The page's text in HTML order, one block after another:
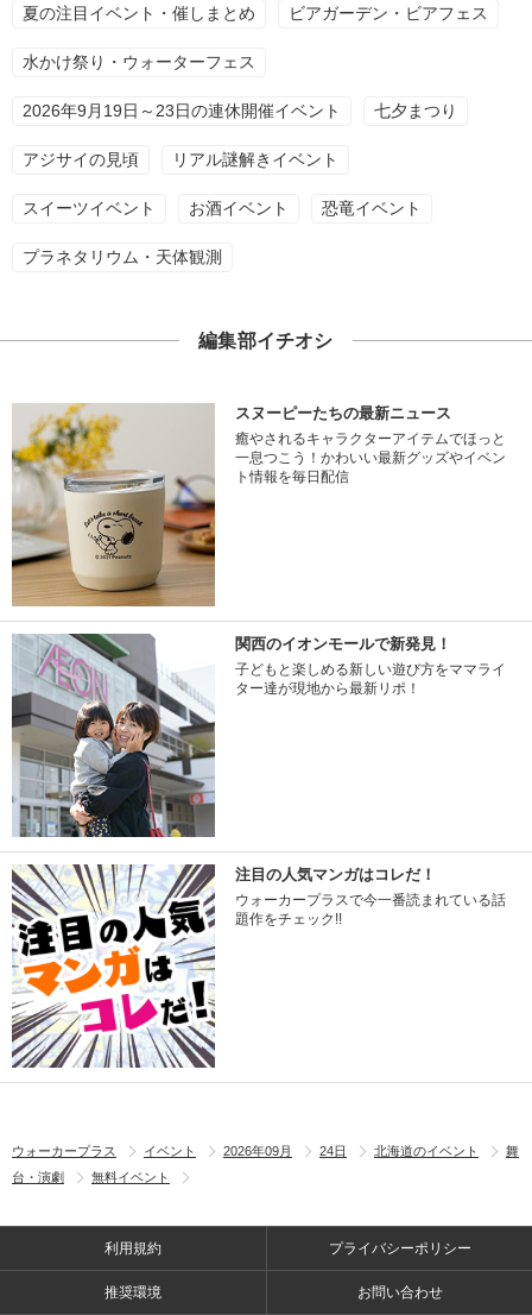
夏の注目イベント・催しまとめ ビアガーデン・ビアフェス
水かけ祭り・ウォーターフェス
2026年9月19日～23日の連休開催イベント 七夕まつり
アジサイの見頃 リアル謎解きイベント
スイーツイベント お酒イベント 恐竜イベント
プラネタリウム・天体観測
編集部イチオシ
スヌーピーたちの最新ニュース
癒やされるキャラクターアイテムでほっと
一息つこう！かわいい最新グッズやイベン
ト情報を毎日配信
関西のイオンモールで新発見！
子どもと楽しめる新しい遊び方をママライ
ター達が現地から最新リポ！
注目の人気マンガはコレだ！
ウォーカープラスで今一番読まれている話
題作をチェック!!
ウォーカープラス イベント 2026年09月 24日 北海道のイベント
舞
台・演劇
無料イベント
利用規約 プライバシーポリシー
推奨環境 お問い合わせ